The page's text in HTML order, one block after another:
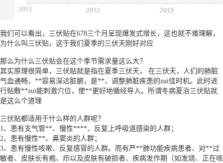
我们可以看出，三伏贴在678三个月呈现爆发式增长，这也就不难理解，
为什么叫三伏贴，这于我们夏季的三伏天刚好对应
那么为什么三伏贴会在这个季节需求量这么大？
其实原理很简单，三伏贴就是指在夏季三伏天， 在三伏天，人们的肺脏
气血通畅，**容易深达脏腑，是**、调整肺脏疾患的zui佳时机。此时进
行贴敷**zui能刺激穴位，使**更好地循经导入。所谓冬病夏治三伏贴就
是这么个道理
三伏贴都适用于什么样的人群呢？
1、患有支气管**、慢性****、反复上呼吸道感染的人群；
2、患有慢性**、鼻窦炎的人群；
3、患有慢性咳嗽、反复感冒的人群。而有严**肺功能疾病患者、对**过
敏者、皮肤长有疱、疖以及皮肤有破损者、疾病发作期（如发烧、正在咳